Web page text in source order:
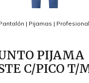
| Pijamas | Profesional
PIJAMA
C/PICO T/